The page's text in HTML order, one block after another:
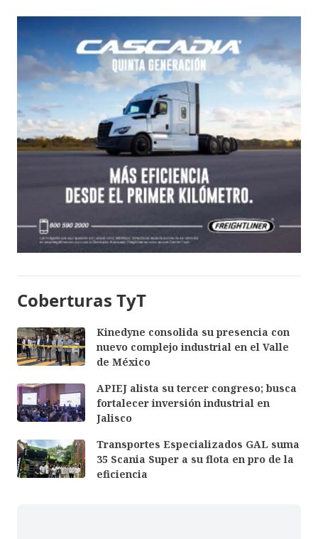
Coberturas TyT
Kinedyne consolida su presencia con
nuevo complejo industrial en el Valle
de México
APIEJ alista su tercer congreso; busca
fortalecer inversión industrial en
Jalisco
Transportes Especializados GAL suma
35 Scania Super a su flota en pro de la
eficiencia